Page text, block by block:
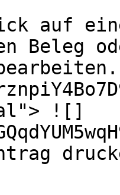
auf
Beleg
![]